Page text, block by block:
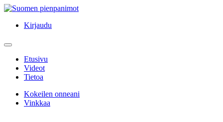
Kirjaudu
Etusivu
Videot
Tietoa
Kokeilen onneani
Vinkkaa